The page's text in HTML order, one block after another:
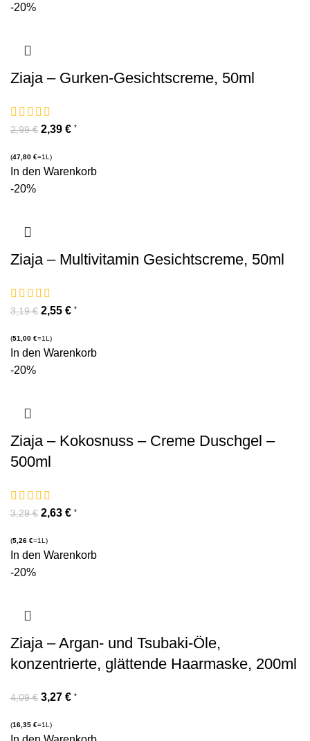
-20%
Ziaja – Gurken-Gesichtscreme, 50ml
2,99€ 2,39 € *
(47,80 €=1L)
In den Warenkorb
-20%
Ziaja – Multivitamin Gesichtscreme, 50ml
3,19€ 2,55 € *
(51,00 €=1L)
In den Warenkorb
-20%
Ziaja – Kokosnuss – Creme Duschgel –
500ml
3,29€ 2,63 € *
(5,26 €=1L)
In den Warenkorb
-20%
Ziaja – Argan- und Tsubaki-Öle,
konzentrierte, glättende Haarmaske, 200ml
4,09€ 3,27 € *
(16,35 €=1L)